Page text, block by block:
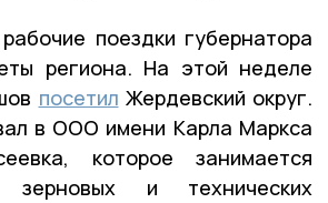
поездки губернатора
региона. На этой неделе
посетил Жердевский округ.
в ООО имени Карла Маркса
которое занимается
зерновых и технических